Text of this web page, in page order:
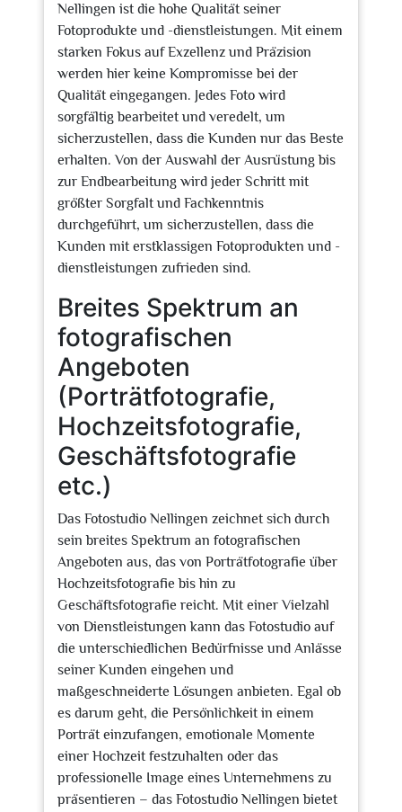
Nellingen ist die hohe Qualität seiner
Fotoprodukte und -dienstleistungen. Mit einem
starken Fokus auf Exzellenz und Präzision
werden hier keine Kompromisse bei der
Qualität eingegangen. Jedes Foto wird
sorgfältig bearbeitet und veredelt, um
sicherzustellen, dass die Kunden nur das Beste
erhalten. Von der Auswahl der Ausrüstung bis
zur Endbearbeitung wird jeder Schritt mit
größter Sorgfalt und Fachkenntnis
durchgeführt, um sicherzustellen, dass die
Kunden mit erstklassigen Fotoprodukten und -
dienstleistungen zufrieden sind.
Breites Spektrum an
fotografischen
Angeboten
(Porträtfotografie,
Hochzeitsfotografie,
Geschäftsfotografie
etc.)
Das Fotostudio Nellingen zeichnet sich durch
sein breites Spektrum an fotografischen
Angeboten aus, das von Porträtfotografie über
Hochzeitsfotografie bis hin zu
Geschäftsfotografie reicht. Mit einer Vielzahl
von Dienstleistungen kann das Fotostudio auf
die unterschiedlichen Bedürfnisse und Anlässe
seiner Kunden eingehen und
maßgeschneiderte Lösungen anbieten. Egal ob
es darum geht, die Persönlichkeit in einem
Porträt einzufangen, emotionale Momente
einer Hochzeit festzuhalten oder das
professionelle Image eines Unternehmens zu
präsentieren – das Fotostudio Nellingen bietet